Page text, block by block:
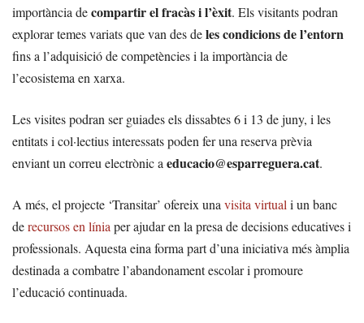
importància decompartir el fracàs i l’èxit. Els visitants podran
explorar temes variats que van des deles condicions de l’entorn
fins a l’adquisició de competències i la importància de
l’ecosistema en xarxa.
Les visites podran ser guiades els dissabtes 6 i 13 de juny, i les
entitats i col·lectius interessats poden fer una reserva prèvia
enviant un correu electrònic a educacio@esparreguera.cat.
A més, el projecte ‘Transitar’ ofereix una visita virtual i un banc
derecursos en línia per ajudar en la presa de decisions educatives i
professionals. Aquesta eina forma part d’una iniciativa més àmplia
destinada a combatre l’abandonament escolar i promoure
l’educació continuada.